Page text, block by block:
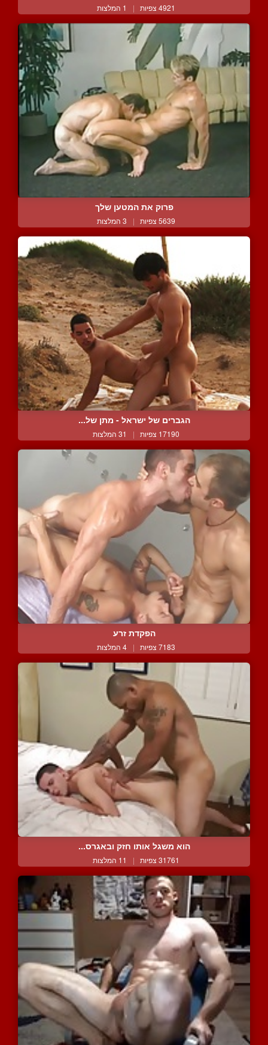
4921 צפיות | 1 המלצות
פרוק את המטען שלך
5639 צפיות | 3 המלצות
הגברים של ישראל - מתן של...
17190 צפיות | 31 המלצות
הפקדת זרע
7183 צפיות | 4 המלצות
הוא משגל אותו חזק ובאגרס...
31761 צפיות | 11 המלצות